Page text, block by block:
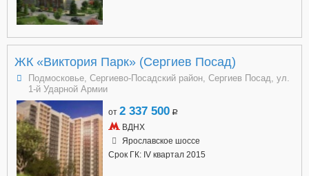
ЖК «Виктория Парк» (Сергиев Посад)
Подмосковье, Сергиево-Посадский район, Сергиев Посад, ул.
1-й Ударной Армии
от 2 337 500 a
ВДНХ
Ярославское шоссе
Срок ГК: IV квартал 2015